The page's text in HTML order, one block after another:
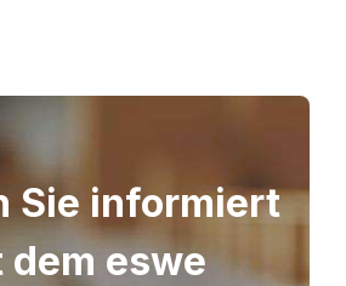
Sie informiert
dem eswe